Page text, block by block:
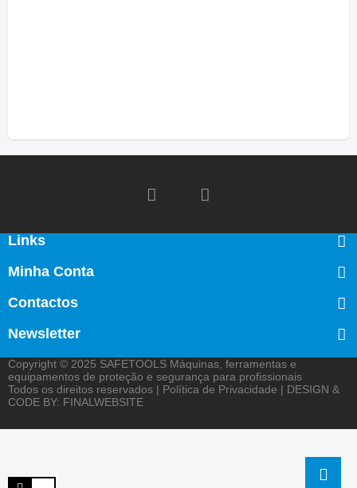
Links
Minha Conta
Contactos
Newsletter
Copyright © 2025 SAFETOOLS Máquinas, ferramentas e
equipamentos de proteção e segurança para profissionais
Todos os direitos reservados | Política de Privacidade | DESIGN &
CODE BY: FINALWEBSITE